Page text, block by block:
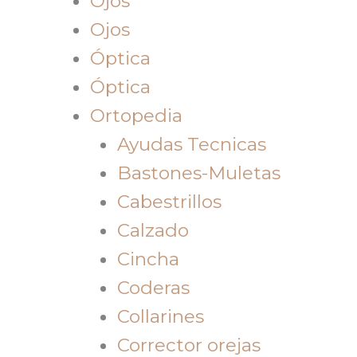
Ojos
Óptica
Óptica
Ortopedia
Ayudas Tecnicas
Bastones-Muletas
Cabestrillos
Calzado
Cincha
Coderas
Collarines
Corrector orejas